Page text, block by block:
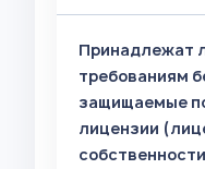
Принадлежат
требованиям
защищаемые
лицензии